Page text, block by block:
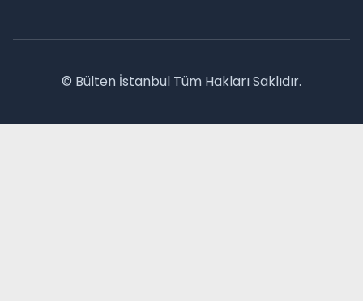
© Bülten İstanbul Tüm Hakları Saklıdır.